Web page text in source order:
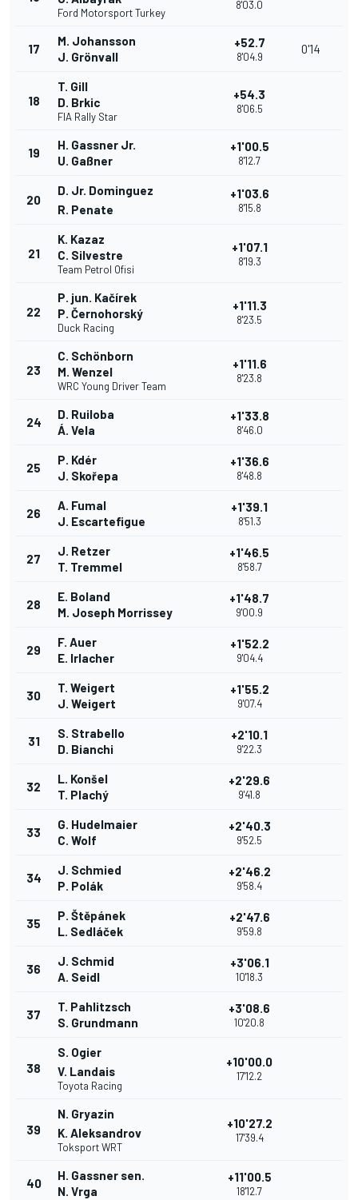
Ford Motorsport Turkey
8'03.0
17
M. Johansson
J. Grönvall
+52.7
8'04.9
0'14
18
T. Gill
D. Brkic
FIA Rally Star
+54.3
8'06.5
19
H. Gassner Jr.
U. Gaßner
+1'00.5
8'12.7
20
D. Jr. Dominguez
R. Penate
+1'03.6
8'15.8
21
K. Kazaz
C. Silvestre
Team Petrol Ofisi
+1'07.1
8'19.3
22
P. jun. Kačírek
P. Černohorský
Duck Racing
+1'11.3
8'23.5
23
C. Schönborn
M. Wenzel
WRC Young Driver Team
+1'11.6
8'23.8
24
D. Ruiloba
Á. Vela
+1'33.8
8'46.0
25
P. Kdér
J. Skořepa
+1'36.6
8'48.8
26
A. Fumal
J. Escartefigue
+1'39.1
8'51.3
27
J. Retzer
T. Tremmel
+1'46.5
8'58.7
28
E. Boland
M. Joseph Morrissey
+1'48.7
9'00.9
29
F. Auer
E. Irlacher
+1'52.2
9'04.4
30
T. Weigert
J. Weigert
+1'55.2
9'07.4
31
S. Strabello
D. Bianchi
+2'10.1
9'22.3
32
L. Konšel
T. Plachý
+2'29.6
9'41.8
33
G. Hudelmaier
C. Wolf
+2'40.3
9'52.5
34
J. Schmied
P. Polák
+2'46.2
9'58.4
35
P. Štěpánek
L. Sedláček
+2'47.6
9'59.8
36
J. Schmid
A. Seidl
+3'06.1
10'18.3
37
T. Pahlitzsch
S. Grundmann
+3'08.6
10'20.8
38
S. Ogier
V. Landais
Toyota Racing
+10'00.0
17'12.2
39
N. Gryazin
K. Aleksandrov
Toksport WRT
+10'27.2
17'39.4
40
H. Gassner sen.
N. Vrga
+11'00.5
18'12.7